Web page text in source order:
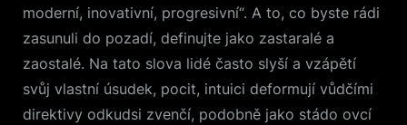
moderní, inovativní, progresivní“. A to, co byste rádi
zasunuli do pozadí, definujte jako zastaralé a
zaostalé. Na tato slova lidé často slyší a vzápětí
svůj vlastní úsudek, pocit, intuici deformují vůdčími
direktivy odkudsi zvenčí, podobně jako stádo ovcí